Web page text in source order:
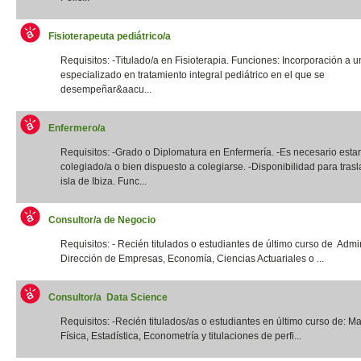
Fisioterapeuta pediátrico/a
Requisitos: -Titulado/a en Fisioterapia. Funciones: Incorporación a
especializado en tratamiento integral pediátrico en el que se
desempeñar&aacu...
Enfermero/a
Requisitos: -Grado o Diplomatura en Enfermería. -Es necesario estar
colegiado/a o bien dispuesto a colegiarse. -Disponibilidad para
isla de Ibiza. Func...
Consultor/a de Negocio
Requisitos: - Recién titulados o estudiantes de último curso de
Dirección de Empresas, Economía, Ciencias Actuariales o ...
Consultor/a Data Science
Requisitos: -Recién titulados/as o estudiantes en último curso de:
Física, Estadística, Econometría y titulaciones de perfi...